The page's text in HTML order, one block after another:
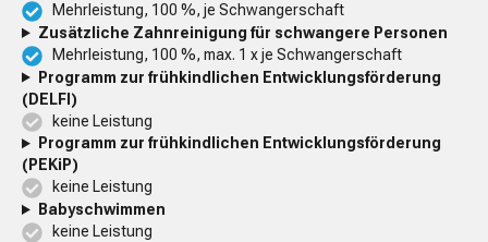
Mehrleistung, 100 %, je Schwangerschaft
Zusätzliche Zahnreinigung für schwangere Personen
Mehrleistung, 100 %, max. 1 x je Schwangerschaft
Programm zur frühkindlichen Entwicklungsförderung
(DELFI)
keine Leistung
Programm zur frühkindlichen Entwicklungsförderung
(PEKiP)
keine Leistung
Babyschwimmen
keine Leistung